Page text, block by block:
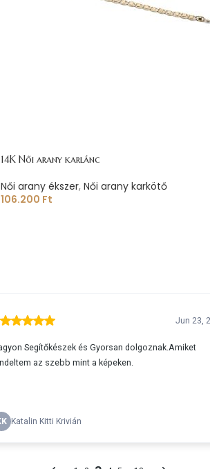
14K Női arany karlánc
Női arany ékszer, Női arany karkötő
106.200 Ft